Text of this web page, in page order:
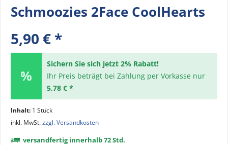
Schmoozies 2Face CoolHearts
5,90 € *
Sichern Sie sich jetzt 2% Rabatt!
Ihr Preis beträgt bei Zahlung per Vorkasse nur
5,78 € *
Inhalt: 1 Stück
inkl. MwSt.zzgl. Versandkosten
versandfertig innerhalb 72 Std.